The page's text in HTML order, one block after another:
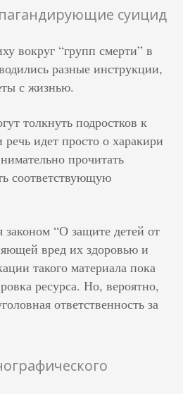
суицид
вокруг “групп смерти” в
разные инструкции,
с жизнью.
толкнуть подростков к
идет просто о харакири
прочитать
соответствующую
законом “О защите детей от
вред их здоровью и
такого материала пока
ресурса. Но, вероятно,
ответственность за